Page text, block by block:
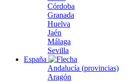
Córdoba
Granada
Huelva
Jaén
Málaga
Sevilla
España
Andalucía (provincias)
Aragón